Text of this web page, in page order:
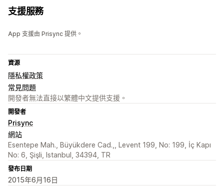
支援服務
App 支援由 Prisync 提供。
資源
隱私權政策
常見問題
開發者無法直接以繁體中文提供支援。
開發者
Prisync
網站
Esentepe Mah., Büyükdere Cad.,, Levent 199, No: 199, İç Kapı
No: 6, Şişli, Istanbul, 34394, TR
發布日期
2015年6月16日